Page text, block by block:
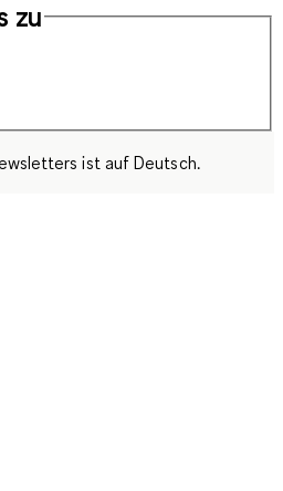
zu
ist auf Deutsch.